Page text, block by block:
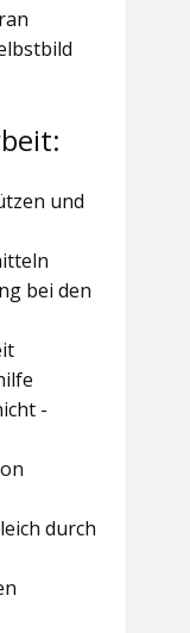
und
bei den
-
durch